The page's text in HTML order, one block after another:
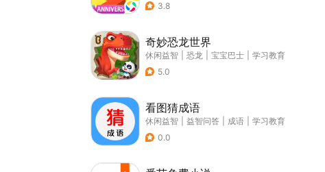
3.8
奇妙恐龙世界
休闲益智 恐龙 宝宝巴士
学习教育
5.0
看图猜成语
休闲益智 益智问答 成语
学习教育
0.0